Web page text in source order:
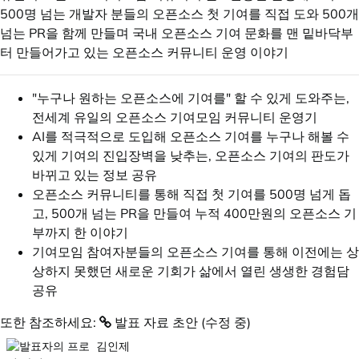
500명 넘는 개발자 분들의 오픈소스 첫 기여를 직접 도와 500개
넘는 PR을 함께 만들며 국내 오픈소스 기여 문화를 맨 밑바닥부
터 만들어가고 있는 오픈소스 커뮤니티 운영 이야기
"누구나 원하는 오픈소스에 기여를" 할 수 있게 도와주는,
전세계 유일의 오픈소스 기여모임 커뮤니티 운영기
AI를 적극적으로 도입해 오픈소스 기여를 누구나 해볼 수
있게 기여의 진입장벽을 낮추는, 오픈소스 기여의 판도가
바뀌고 있는 정보 공유
오픈소스 커뮤니티를 통해 직접 첫 기여를 500명 넘게 돕
고, 500개 넘는 PR을 만들여 누적 400만원의 오픈소스 기
부까지 한 이야기
기여모임 참여자분들의 오픈소스 기여를 통해 이전에는 상
상하지 못했던 새로운 기회가 삶에서 열린 생생한 경험담
공유
또한 참조하세요:
발표 자료 초안 (수정 중)
김인제